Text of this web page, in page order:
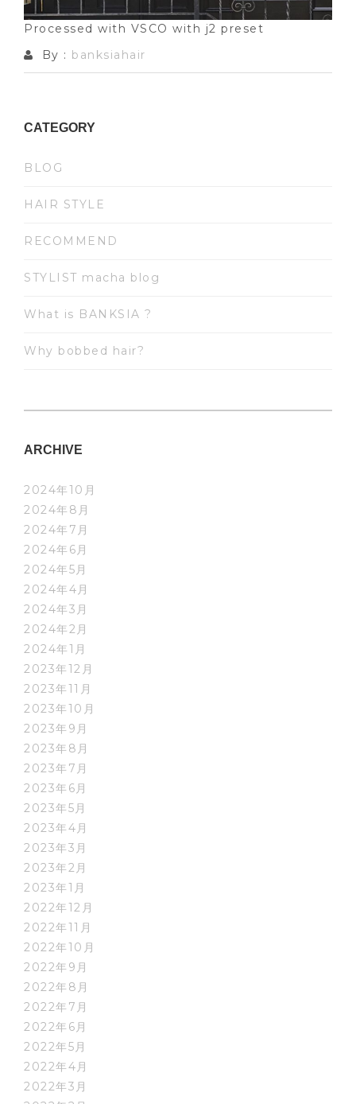
Processed with VSCO with j2 preset
By : banksiahair
CATEGORY
BLOG
HAIR STYLE
RECOMMEND
STYLIST macha blog
What is BANKSIA ?
Why bobbed hair?
ARCHIVE
2024年10月
2024年8月
2024年7月
2024年6月
2024年5月
2024年4月
2024年3月
2024年2月
2024年1月
2023年12月
2023年11月
2023年10月
2023年9月
2023年8月
2023年7月
2023年6月
2023年5月
2023年4月
2023年3月
2023年2月
2023年1月
2022年12月
2022年11月
2022年10月
2022年9月
2022年8月
2022年7月
2022年6月
2022年5月
2022年4月
2022年3月